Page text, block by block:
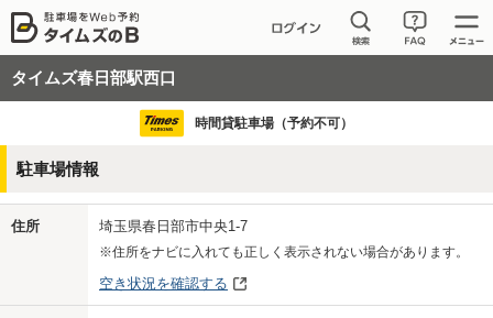
タイムズ春日部駅西口
時間貸駐車場（予約不可）
駐車場情報
住所 埼玉県春日部市中央1-7
※住所をナビに入れても正しく表示されない場合があります。
空き状況を確認する